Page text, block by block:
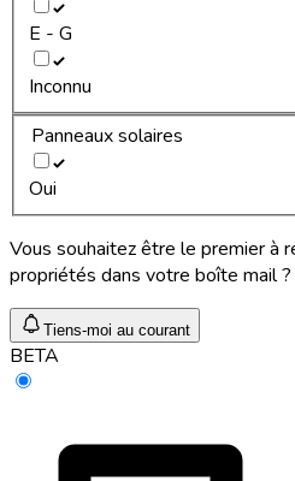
E - G
Inconnu
Panneaux solaires
Oui
Vous souhaitez être le premier à
propriétés dans votre boîte mail ?
Tiens-moi au courant
BETA